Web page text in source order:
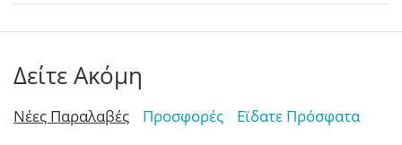
Δείτε Ακόμη
Νέες Παραλαβές Προσφορές Εϊδατε Πρόσφατα